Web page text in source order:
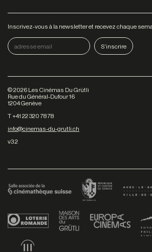
Inscrivez-vous à la newsletter et recevez chaque
©2026 Les Cinémas Du Grütli
Rue du Général-Dufour 16
1204 Genève
T +41 22 320 78 78
info@cinemas-du-grutli.ch
v3.2